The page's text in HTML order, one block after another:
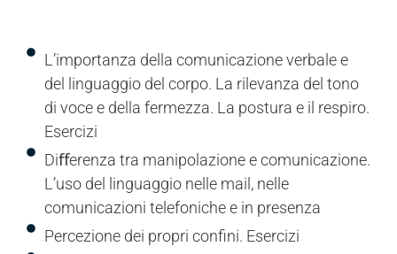
L’importanza della comunicazione verbale e
del linguaggio del corpo. La rilevanza del tono
di voce e della fermezza. La postura e il respiro.
Esercizi
Diﬀerenza tra manipolazione e comunicazione.
L’uso del linguaggio nelle mail, nelle
comunicazioni telefoniche e in presenza
Percezione dei propri confini. Esercizi